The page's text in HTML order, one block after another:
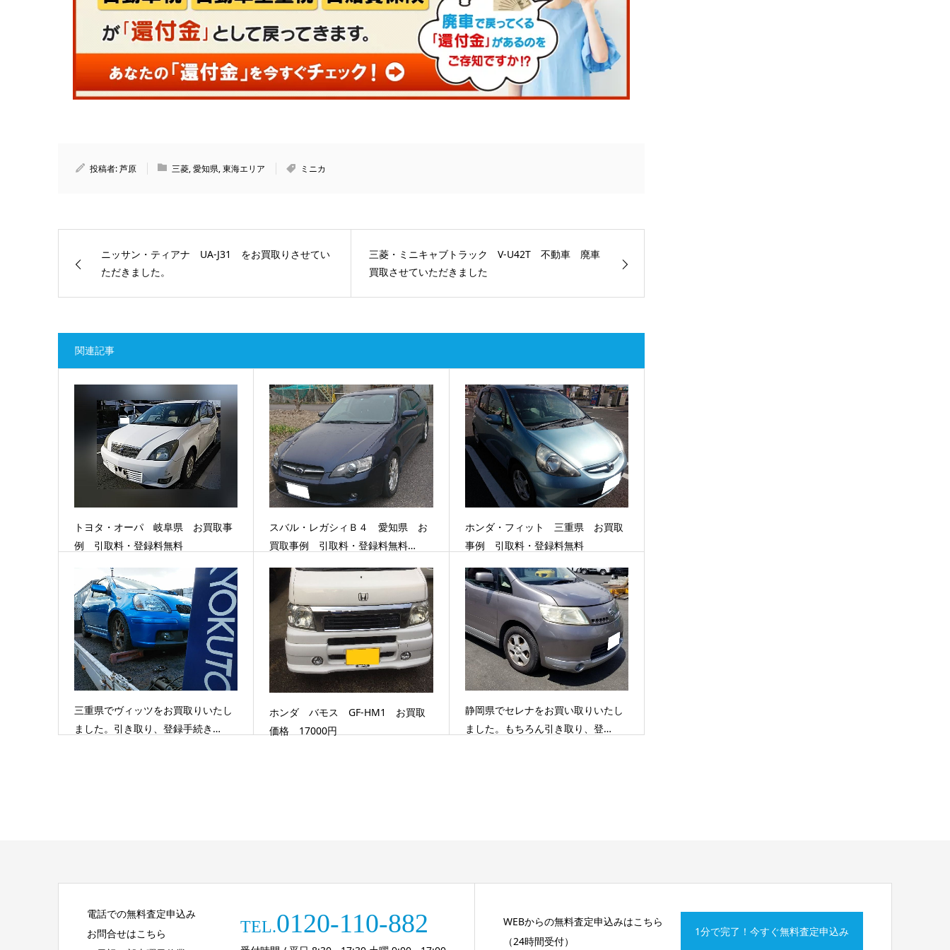
投稿者:芦原 三菱,愛知県,東海エリア ミニカ
ニッサン・ティアナ UA-J31 をお買取りさせてい
ただきました。
三菱・ミニキャブトラック V-U42T 不動車 廃車
買取させていただきました
関連記事
トヨタ・オーパ 岐阜県 お買取事
例 引取料・登録料無料
スバル・レガシィＢ４ 愛知県 お
買取事例 引取料・登録料無料…
ホンダ・フィット 三重県 お買取
事例 引取料・登録料無料
三重県でヴィッツをお買取りいたし
ました。引き取り、登録手続き…
ホンダ バモス GF-HM1 お買取
価格 17000円
静岡県でセレナをお買い取りいたし
ました。もちろん引き取り、登…
電話での無料査定申込み
お問合せはこちら
TEL.0120-110-882
WEBからの無料査定申込みはこちら
（24時間受付）
1分で完了！今すぐ無料査定申込み